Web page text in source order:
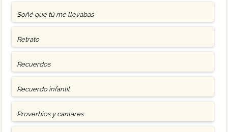
Soñé que tú me llevabas
Retrato
Recuerdos
Recuerdo infantil
Proverbios y cantares